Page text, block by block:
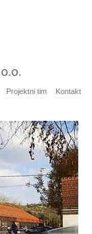
Projektni tim Kontakt